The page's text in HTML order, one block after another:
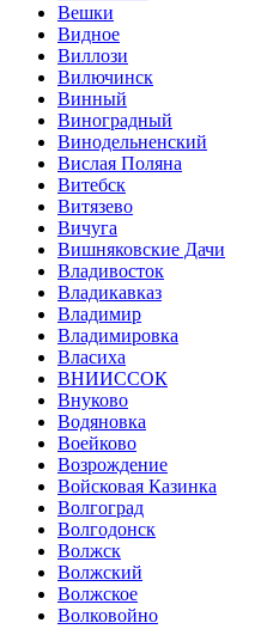
Вешки
Видное
Виллози
Вилючинск
Винный
Виноградный
Винодельненский
Вислая Поляна
Витебск
Витязево
Вичуга
Вишняковские Дачи
Владивосток
Владикавказ
Владимир
Владимировка
Власиха
ВНИИССОК
Внуково
Водяновка
Воейково
Возрождение
Войсковая Казинка
Волгоград
Волгодонск
Волжск
Волжский
Волжское
Волковойно